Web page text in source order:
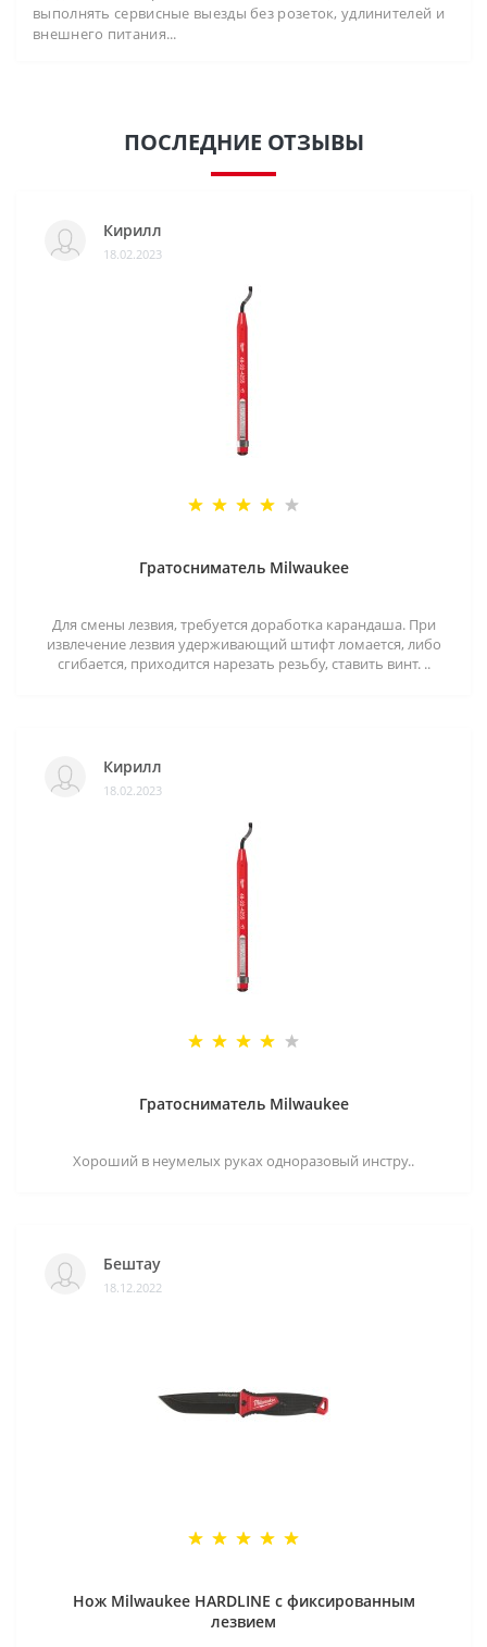
выполнять сервисные выезды без розеток, удлинителей и
внешнего питания...
ПОСЛЕДНИЕ ОТЗЫВЫ
Кирилл
18.02.2023
Гратосниматель Milwaukee
Для смены лезвия, требуется доработка карандаша. При
извлечение лезвия удерживающий штифт ломается, либо
сгибается, приходится нарезать резьбу, ставить винт. ..
Кирилл
18.02.2023
Гратосниматель Milwaukee
Хороший в неумелых руках одноразовый инстру..
Бештау
18.12.2022
Нож Milwaukee HARDLINE с фиксированным
лезвием